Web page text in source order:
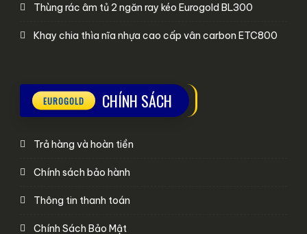
Thùng rác âm tủ 2 ngăn ray kéo Eurogold BL300
Khay chia thìa nĩa nhựa cao cấp vân carbon ETC800
CHÍNH SÁCH
Trả hàng và hoàn tiền
Chính sách bảo hành
Thông tin thanh toán
Chính Sách Bảo Mật